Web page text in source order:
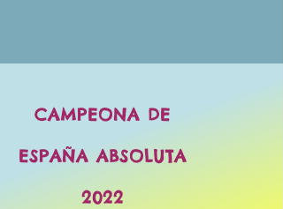
CAMPEONA DE
ESPAÑA ABSOLUTA
2022